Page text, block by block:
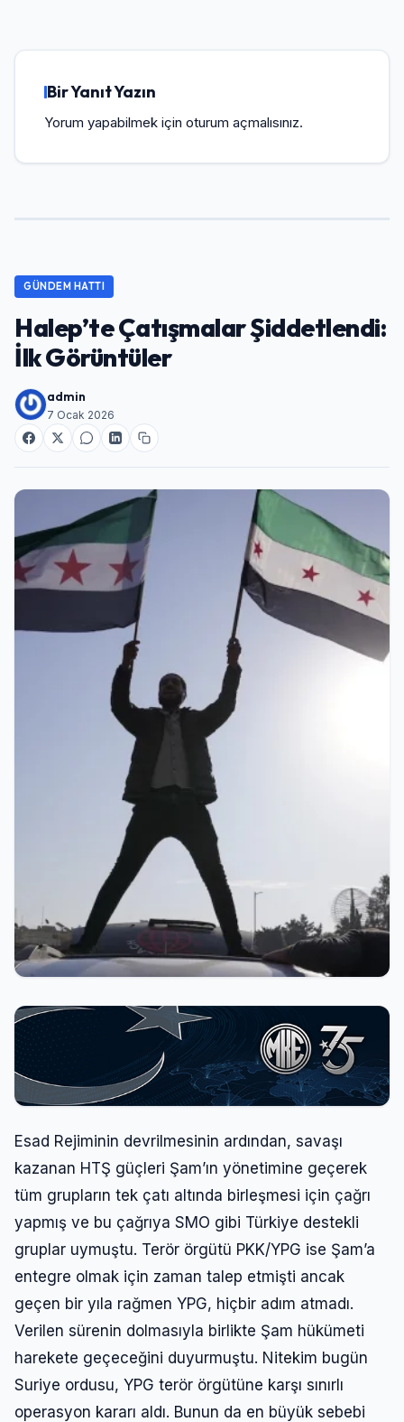
Bir Yanıt Yazın
Yorum yapabilmek için oturum açmalısınız.
GÜNDEM HATTI
Halep’te Çatışmalar Şiddetlendi:
İlk Görüntüler
admin
7 Ocak 2026
Esad Rejiminin devrilmesinin ardından, savaşı
kazanan HTŞ güçleri Şam’ın yönetimine geçerek
tüm grupların tek çatı altında birleşmesi için çağrı
yapmış ve bu çağrıya SMO gibi Türkiye destekli
gruplar uymuştu. Terör örgütü PKK/YPG ise Şam’a
entegre olmak için zaman talep etmişti ancak
geçen bir yıla rağmen YPG, hiçbir adım atmadı.
Verilen sürenin dolmasıyla birlikte Şam hükümeti
harekete geçeceğini duyurmuştu. Nitekim bugün
Suriye ordusu, YPG terör örgütüne karşı sınırlı
operasyon kararı aldı. Bunun da en büyük sebebi